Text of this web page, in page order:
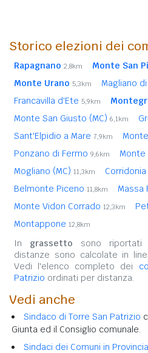
Storico elezioni dei
Rapagnano 2,8km Monte San
Monte Urano 5,3km Magliano
Francavilla d'Ete 5,9km
Monte San Giusto (MC) 6,1km
Sant'Elpidio a Mare 7,9km
Ponzano di Fermo 9,6km Monte
Mogliano (MC) 11,3km Corridonia
Belmonte Piceno 11,8km Massa
Monte Vidon Corrado 12,3km
Montappone 12,8km
In grassetto sono
distanze sono calcolate in
Vedi l'elenco completo dei
Patrizio ordinati per distanza.
Vedi anche
Sindaco di Torre San Patrizio
Giunta ed il Consiglio comunale.
Sindaci dei Comuni in